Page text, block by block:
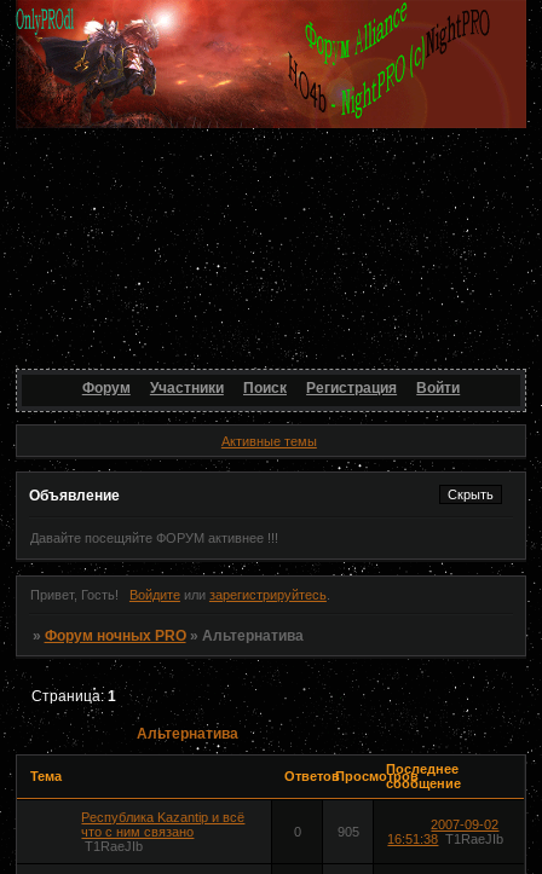
Форум Участники Поиск Регистрация Войти
Активные темы
Объявление
Давайте посещяйте ФОРУМ активнее !!!
Привет, Гость! Войдитеили зарегистрируйтесь.
» Форум ночных PRO » Альтернатива
Альтернатива
Страница:1
Тема ОтветовПросмотровПоследнее
сообщение
Республика Kazantip и всё
что с ним связано
T1RaeJIb
0 905
2007-09-02
16:51:38 T1RaeJIb